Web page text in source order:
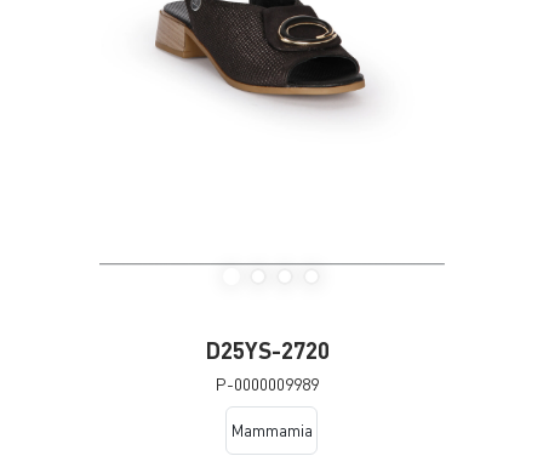
D25YS-2720
P-0000009989
Mammamia